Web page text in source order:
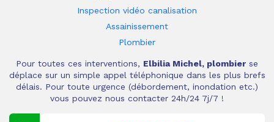
Inspection vidéo canalisation
Assainissement
Plombier
Pour toutes ces interventions, Elbilia Michel, plombier se
déplace sur un simple appel téléphonique dans les plus brefs
délais. Pour toute urgence (débordement, inondation etc.)
vous pouvez nous contacter 24h/24 7j/7 !